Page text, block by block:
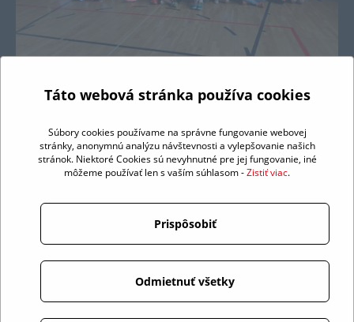
Táto webová stránka používa cookies
Súbory cookies používame na správne fungovanie webovej
stránky, anonymnú analýzu návštevnosti a vylepšovanie našich
stránok. Niektoré Cookies sú nevyhnutné pre jej fungovanie, iné
môžeme používať len s vaším súhlasom -Zistiť viac.
Prispôsobiť
Odmietnuť všetky